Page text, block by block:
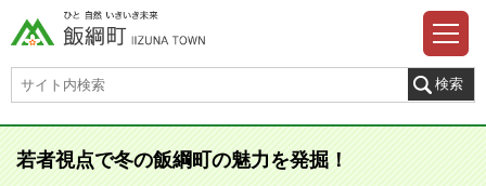
若者視点で冬の飯綱町の魅力を発掘！